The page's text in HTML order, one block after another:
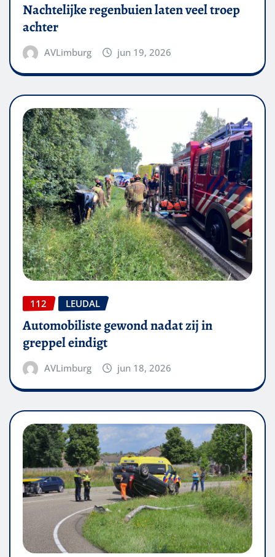
Nachtelijke regenbuien laten veel troep
achter
AVLimburg jun 19, 2026
112 LEUDAL
Automobiliste gewond nadat zij in
greppel eindigt
AVLimburg jun 18, 2026